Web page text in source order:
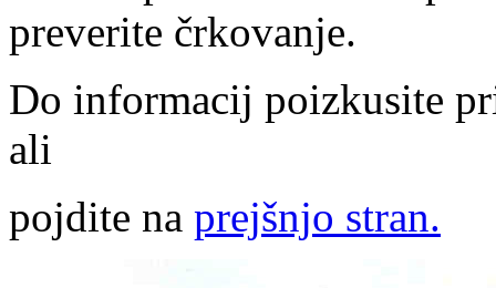
preverite črkovanje.
Do informacij poizkusite
ali
pojdite na prejšnjo stran.